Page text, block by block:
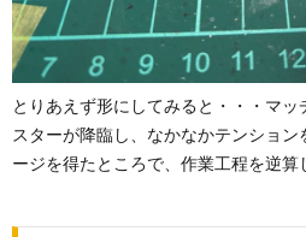
とりあえず形にしてみると・・・マ
スターが降臨し、なかなかテンショ
ージを得たところで、作業工程を逆算